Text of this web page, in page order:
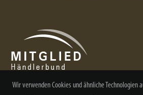
Wir verwenden Cookies und ähnliche Technologien